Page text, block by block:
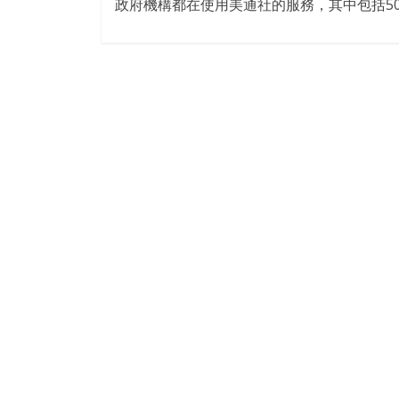
政府機構都在使用美通社的服務，其中包括